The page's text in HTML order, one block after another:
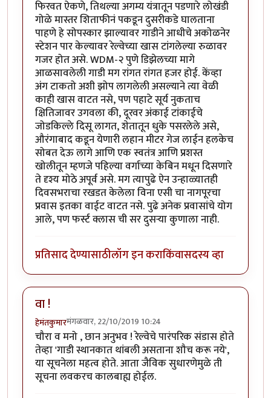
फिरवत ऐकणे, तिथल्या अगम्य यंत्रातून पडणारे लोखंडी
गोळे मास्तर शिताफीनं पकडून दुसरीकडे घालताना
पाहणे हे सोपस्कार झाल्यावर गाडीने आधीचे अकोळनेर
स्टेशन पार केल्यावर रेल्वेच्या खास टांगलेल्या रुळावर
गजर होत असे. WDM-२ पुणे डिझेलच्या मागे
आळसावलेली गाडी मग रांगत रांगत हजर होई. केंव्हा
अंग टाकतो अशी झोप लागलेली असल्याने त्या वेळी
काही खास वाटत नसे, पण पहाटे सूर्य नुकताच
क्षितिजावर उगवला की, दूरवर अंकाई टांकाईचे
जोडकिल्ले दिसू लागत, शेतातून धुके पसरलेले असे,
औरंगाबाद कडून येणारी लहान मीटर गेज लाईन हलकेच
सोबत देऊ लागे आणि एक स्वतंत्र आणि प्रशस्त
खोलीतून म्हणजे पहिल्या वर्गाच्या केबिन मधून दिसणारे
ते दृश्य मोठे अपूर्व असे. मग त्यापुढे ऐन उन्हाळ्यातही
दिवसभराचा रखडत केलेला विना एसी चा नागपूरचा
प्रवास इतका वाईट वाटत नसे. पुढे अनेक प्रवासांचे योग
आले, पण फर्स्ट क्लास ची सर दुसऱ्या कुणाला नाही.
प्रतिसाद देण्यासाठीलॉग इन कराकिंवासदस्य व्हा
वा !
हेमंतकुमारमंगळवार, 22/10/2019 10:24
चौरा व मनो , छान अनुभव ! रेल्वेचे पारंपरिक संडास होते
तेव्हा 'गाडी स्थानकात थांबली असताना शौच करू नये',
या सूचनेला महत्व होते. आता जैविक सुधारणेमुळे ती
सूचना लवकरच कालबाह्य होईल.